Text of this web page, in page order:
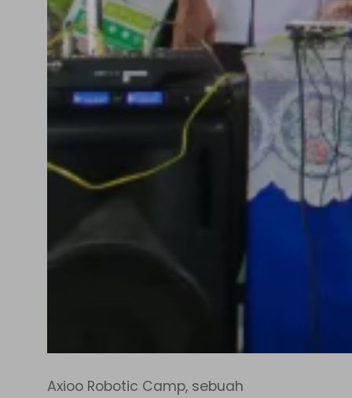
Axioo Robotic Camp, sebuah